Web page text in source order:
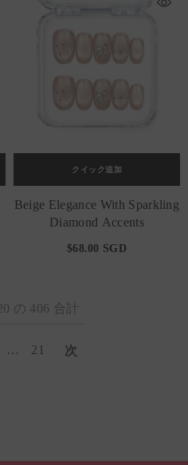
クイック追加
Beige Elegance With Sparkling
Diamond Accents
$68.00 SGD
20 の 406 合計
… 21 次